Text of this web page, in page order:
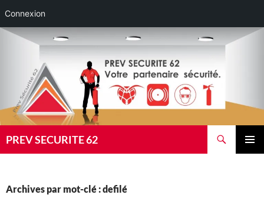
Connexion
Aller
PREV SECURITE 62
Archives par mot-clé : defilé